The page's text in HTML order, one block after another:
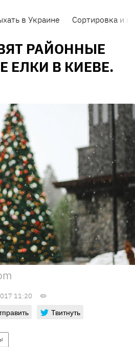
в Украине Сортировка и
РАЙОННЫЕ
ЕЛКИ В КИЕВЕ.
11:20
Твитнуть